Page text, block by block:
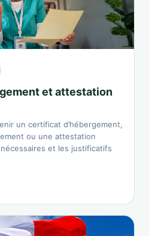
et attestation
un certificat d’hébergement,
ou une attestation
et les justificatifs